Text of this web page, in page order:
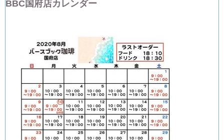
BBC国府店カレンダー